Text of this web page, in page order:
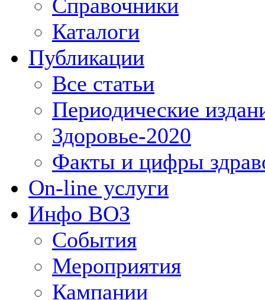
Справочники
Каталоги
Публикации
Все статьи
Периодические
Здоровье-2020
Факты и цифры
On-line услуги
Инфо ВОЗ
События
Мероприятия
Кампании